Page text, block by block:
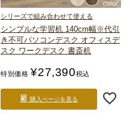
シリーズで組み合わせて使える
シンプルな学習机 140cm幅※代引
き不可パソコンデスク オフィスデ
スク ワークデスク 書斎机
特別価格 ¥27,390税込
購入ページを見る